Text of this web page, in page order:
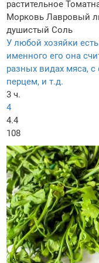
растительное
Морковь Лавровый
душистый Соль
У любой хозяйки
именного его она
разных видах мяса,
перцем, и т.д.
3 ч.
4
4.4
108